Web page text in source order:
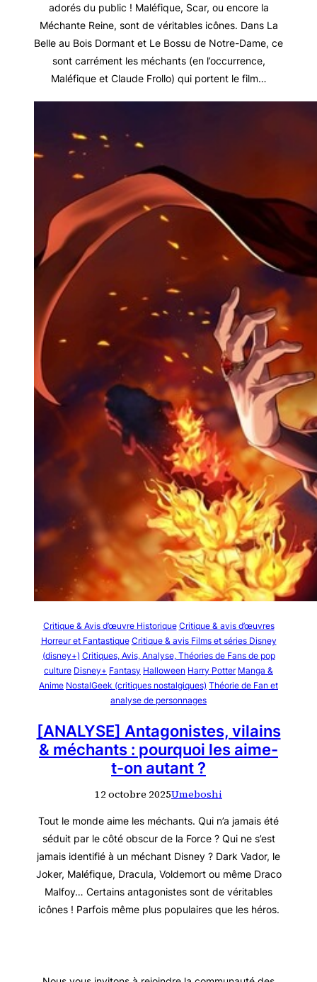
adorés du public ! Maléfique, Scar, ou encore la
Méchante Reine, sont de véritables icônes. Dans La
Belle au Bois Dormant et Le Bossu de Notre-Dame, ce
sont carrément les méchants (en l’occurrence,
Maléfique et Claude Frollo) qui portent le film…
Critique & Avis d’œuvre Historique Critique & avis d’œuvres
Horreur et Fantastique Critique & avis Films et séries Disney
(disney+) Critiques, Avis, Analyse, Théories de Fans de pop
culture Disney+ Fantasy Halloween Harry Potter Manga &
Anime NostalGeek (critiques nostalgiques) Théorie de Fan et
analyse de personnages
[ANALYSE] Antagonistes, vilains
& méchants : pourquoi les aime-
t-on autant ?
12 octobre 2025Umeboshi
Tout le monde aime les méchants. Qui n’a jamais été
séduit par le côté obscur de la Force ? Qui ne s’est
jamais identifié à un méchant Disney ? Dark Vador, le
Joker, Maléfique, Dracula, Voldemort ou même Draco
Malfoy… Certains antagonistes sont de véritables
icônes ! Parfois même plus populaires que les héros.